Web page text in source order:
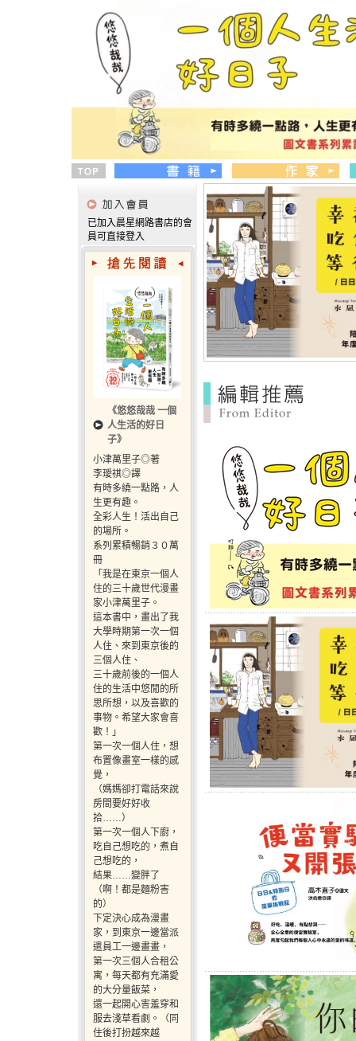
已加入晨星網路書店的會
員可直接登入
《悠悠哉哉 一個
人生活的好日
子》
小津萬里子◎著
李璦祺◎譯
有時多繞一點路，人
生更有趣。
全彩人生！活出自己
的場所。
系列累積暢銷３０萬
冊
「我是在東京一個人
住的三十歲世代漫畫
家小津萬里子。
這本書中，畫出了我
大學時期第一次一個
人住、來到東京後的
三個人住、
三十歲前後的一個人
住的生活中悠閒的所
思所想，以及喜歡的
事物。希望大家會喜
歡！」
第一次一個人住，想
布置像畫室一樣的感
覺，
（媽媽卻打電話來說
房間要好好收
拾……）
第一次一個人下廚，
吃自己想吃的，煮自
己想吃的，
結果……變胖了
（啊！都是麵粉害
的）
下定決心成為漫畫
家，到東京一邊當派
遣員工一邊畫畫，
第一次三個人合租公
寓，每天都有充滿愛
的大分量飯菜，
還一起開心害羞穿和
服去淺草看劇。（同
住後打扮越來越